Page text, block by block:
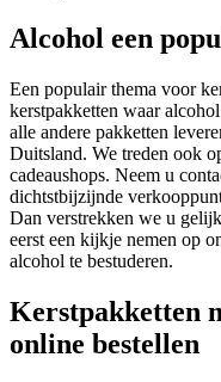
Alcohol een
Een populair thema voor
kerstpakketten waar
alle andere pakketten
Duitsland. We treden ook
cadeaushops. Neem u
dichtstbijzijnde
Dan verstrekken we u
eerst een kijkje nemen op
alcohol te bestuderen.
Kerstpakketten
online bestellen